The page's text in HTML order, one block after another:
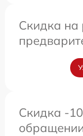
Скидка на
Скидка -